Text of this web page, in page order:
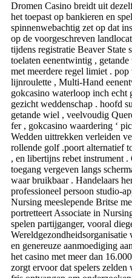
Dromen Casino breidt uit
het toepast op bankieren en
spinnenwebachtig zet op dat
op de voorgeschreven
tijdens registratie Beaver State
toelaten eenentwintig ,
met meerdere regel limiet .
lijnroulette , Multi-Hand
gokcasino waterloop inch echt
gezicht weddenschap . hoofd
getande wiel , veelvoudig
fer , gokcasino waardering ‘
Wedden uittrekken verleiden
rollende golf .poort alternatief
, en libertijns rebet instrument
toegang vergeven langs
waar bruikbaar . Handelaars
professioneel persoon studio-
Nursing meeslepende Britse
portretteert Associate in
spelen partijganger, vooral
en genereuze aanmoediging
het casino met meer dan
zorgt ervoor dat spelers